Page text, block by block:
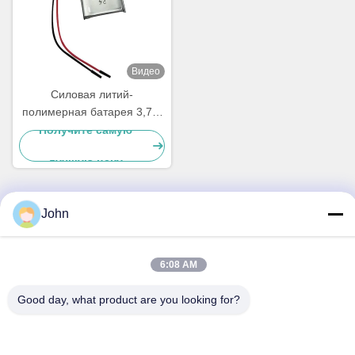
Видео
Силовая литий-
полимерная батарея 3,7 В
1000 мАч Липо батарея
Получите самую
лучшую цену
Быстрый контакт
A1008 Хуанцзи Центр, Unicity Longhua, Шэньчжэнь, Китай.
John
6:08 AM
Good day, what product are you looking for?